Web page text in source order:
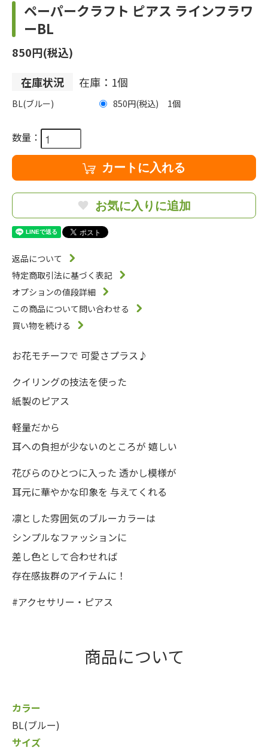
ペーパークラフト ピアス ラインフラワ
ーBL
850円(税込)
在庫状況
在庫：1個
BL(ブルー) 850円(税込) 1
数量：
カートに入れる
お気に入りに追加
返品について
特定商取引法に基づく表記
オプションの値段詳細
この商品について問い合わせる
買い物を続ける
お花モチーフで 可愛さプラス♪
クイリングの技法を使った
紙製のピアス
軽量だから
耳への負担が少ないのところが 嬉しい
花びらのひとつに入った 透かし模様が
耳元に華やかな印象を 与えてくれる
凛とした雰囲気のブルーカラーは
シンプルなファッションに
差し色として合わせれば
存在感抜群のアイテムに！
#アクセサリー・ピアス
商品について
カラー
BL(ブルー)
サイズ